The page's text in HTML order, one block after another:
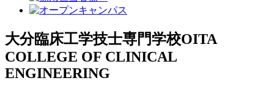
大分臨床工学技士専門学校OITA
COLLEGE OF CLINICAL
ENGINEERING